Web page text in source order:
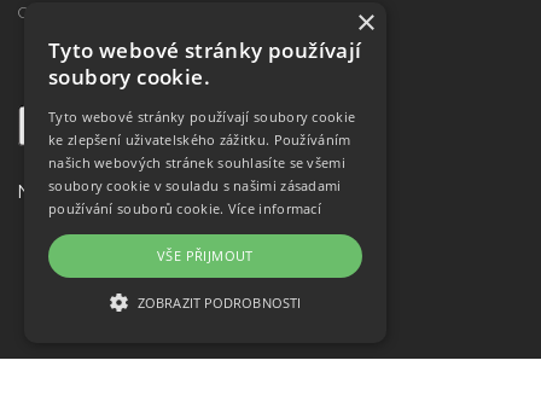
Cookies
Najdete nás na
×
Tyto webové stránky používají
soubory cookie.
Tyto webové stránky používají soubory cookie
ke zlepšení uživatelského zážitku. Používáním
našich webových stránek souhlasíte se všemi
soubory cookie v souladu s našimi zásadami
používání souborů cookie. Více informací
VŠE PŘIJMOUT
ZOBRAZIT PODROBNOSTI